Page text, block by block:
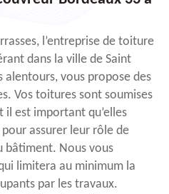
l’entreprise de toiture
dans la ville de Saint
alentours, vous propose des
Vos toitures sont soumises
il est important qu’elles
assurer leur rôle de
bâtiment. Nous vous
limitera au minimum la
par les travaux.